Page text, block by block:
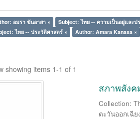
อมรา ขันอาสา × Subject: ไทย -- ความเป็นอยู่และป
ไทย -- ประวัติศาสตร์ ×
Author: Amara Kanasa ×
showing items 1-1 of 1
สภาพสังค
Collection:
ตะวันออกเฉีย